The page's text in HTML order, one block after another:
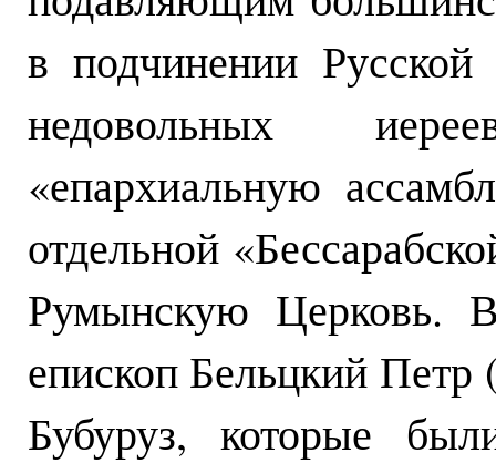
в подчинении
недовольных
«епархиальную
отдельной
Румынскую Церковь.
епископ Бельцкий
Бубуруз, которые